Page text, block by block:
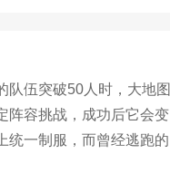
队伍突破50人时，大地图
阵容挑战，成功后它会变
统一制服，而曾经逃跑的